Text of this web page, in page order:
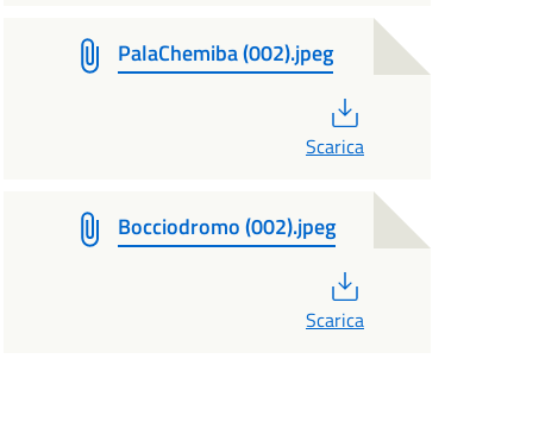
PalaChemiba (002).jpeg
Scarica
Bocciodromo (002).jpeg
Scarica